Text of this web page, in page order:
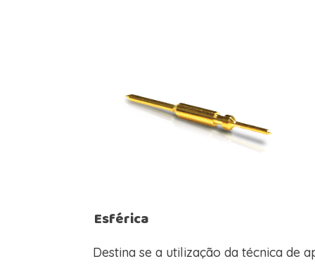
Esférica
Destina se a utilização da técnica de